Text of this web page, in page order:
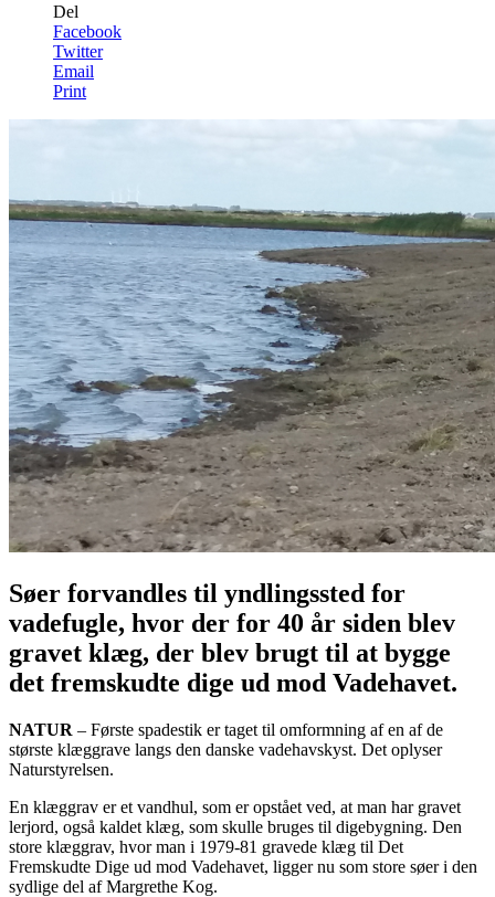
Del
Facebook
Twitter
Email
Print
Søer forvandles til yndlingssted for
vadefugle, hvor der for 40 år siden blev
gravet klæg, der blev brugt til at bygge
det fremskudte dige ud mod Vadehavet.
NATUR – Første spadestik er taget til omformning af en af de
største klæggrave langs den danske vadehavskyst. Det oplyser
Naturstyrelsen.
En klæggrav er et vandhul, som er opstået ved, at man har gravet
lerjord, også kaldet klæg, som skulle bruges til digebygning. Den
store klæggrav, hvor man i 1979-81 gravede klæg til Det
Fremskudte Dige ud mod Vadehavet, ligger nu som store søer i den
sydlige del af Margrethe Kog.